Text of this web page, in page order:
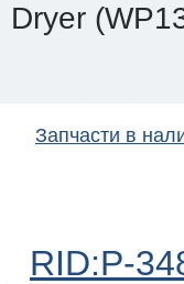
Dryer
Запчасти в
RID:P-